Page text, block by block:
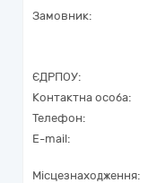
Замовник:
ЄДРПОУ:
Контактна особа:
Телефон:
E-mail:
Місцезнаходження: